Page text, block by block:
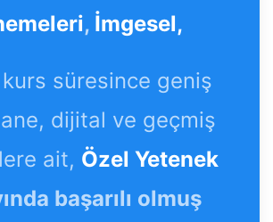
, İmgesel,
kurs süresince geniş
dijital ve geçmiş
ait, Özel Yetenek
başarılı olmuş